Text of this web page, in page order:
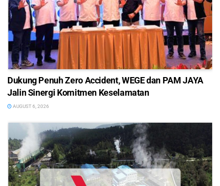
Dukung Penuh Zero Accident, WEGE dan PAM JAYA
Jalin Sinergi Komitmen Keselamatan
AUGUST 6, 2026